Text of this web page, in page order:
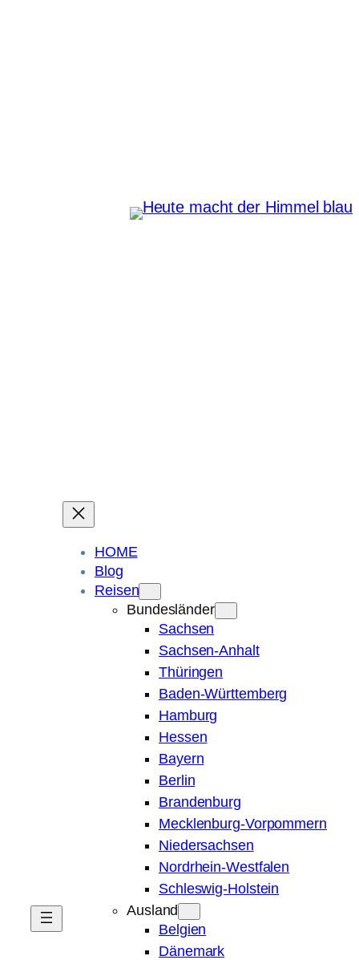
HOME
Blog
Reisen
Bundesländer
Sachsen
Sachsen-Anhalt
Thüringen
Baden-Württemberg
Hamburg
Hessen
Bayern
Berlin
Brandenburg
Mecklenburg-Vorpommern
Niedersachsen
Nordrhein-Westfalen
Schleswig-Holstein
Ausland
Belgien
Dänemark